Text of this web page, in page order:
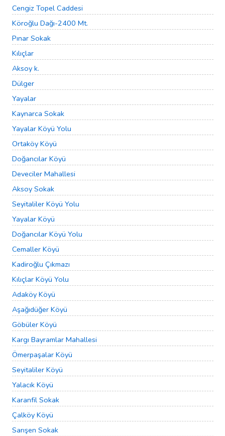
Cengiz Topel Caddesi
Köroğlu Dağı-2400 Mt.
Pınar Sokak
Kılıçlar
Aksoy k.
Dülger
Yayalar
Kaynarca Sokak
Yayalar Köyü Yolu
Ortaköy Köyü
Doğancılar Köyü
Deveciler Mahallesi
Aksoy Sokak
Seyitaliler Köyü Yolu
Yayalar Köyü
Doğancılar Köyü Yolu
Cemaller Köyü
Kadiroğlu Çıkmazı
Kılıçlar Köyü Yolu
Adaköy Köyü
Aşağıdüğer Köyü
Göbüler Köyü
Kargı Bayramlar Mahallesi
Ömerpaşalar Köyü
Seyitaliler Köyü
Yalacık Köyü
Karanfil Sokak
Çalköy Köyü
Sarışen Sokak